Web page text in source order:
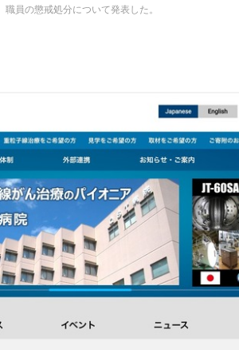
員の懲戒処分について発表した。